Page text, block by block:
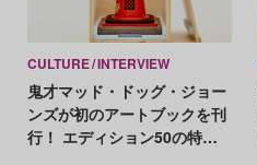
CULTURE INTERVIEW
鬼才マッド・ドッグ・ジョー
ンズが初のアートブックを刊
行！ エディション50の特装